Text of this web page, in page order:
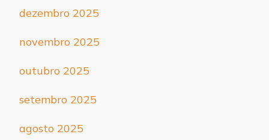
dezembro 2025
novembro 2025
outubro 2025
setembro 2025
agosto 2025